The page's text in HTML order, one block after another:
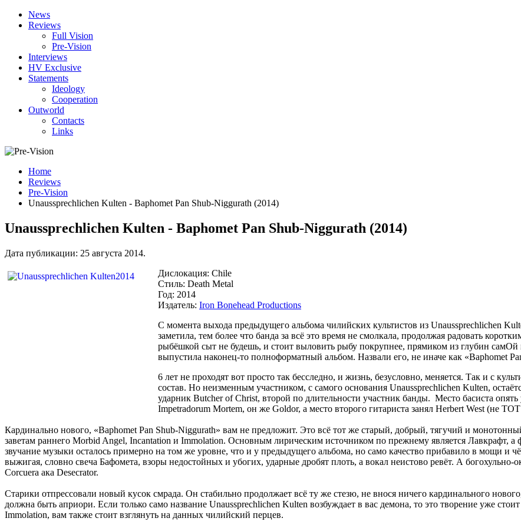
News
Reviews
Full Vision
Pre-Vision
Interviews
HV Exclusive
Statements
Ideology
Cooperation
Outworld
Contacts
Links
Home
Reviews
Pre-Vision
Unaussprechlichen Kulten - Baphomet Pan Shub-Niggurath (2014)
Unaussprechlichen Kulten - Baphomet Pan Shub-Niggurath (2014)
Дата публикации: 25 августа 2014.
Дислокация: Chile
Стиль: Death Metal
Год: 2014
Издатель: Iron Bonehead Productions
С момента выхода предыдущего альбома чилийских культистов из Unaussprechlichen
заметила, тем более что банда за всё это время не смолкала, продолжая радовать
рыбёшкой сыт не будешь, и стоит выловить рыбу покрупнее, прямиком из глубин
выпустила наконец-то полноформатный альбом. Назвали его, не иначе как «Baphomet
6 лет не проходят вот просто так бесследно, и жизнь, безусловно, меняется. Так и с
состав. Но неизменным участником, с самого основания Unaussprechlichen Kulten,
ударник Butcher of Christ, второй по длительности участник банды. Место басиста опять
Impetradorum Mortem, он же Goldor, а место второго гитариста занял Herbert West (не
Кардинально нового, «Baphomet Pan Shub-Niggurath» вам не предложит. Это всё тот же старый, добрый, тягучий и
заветам раннего Morbid Angel, Incantation и Immolation. Основным лирическим источником по прежнему является Лавкрафт,
звучание музыки осталось примерно на том же уровне, что и у предыдущего альбома, но само качество прибавило в мощи и
выжигая, словно свеча Бафомета, взоры недостойных и убогих, ударные дробят плоть, а вокал неистово ревёт. А
Corcuera ака Desecrator.
Старики отпрессовали новый кусок смрада. Он стабильно продолжает всё ту же стезю, не внося ничего кардинального
должна быть априори. Если только само название Unaussprechlichen Kulten возбуждает в вас демона, то это творение уже
Immolation, вам также стоит взглянуть на данных чилийский перцев.